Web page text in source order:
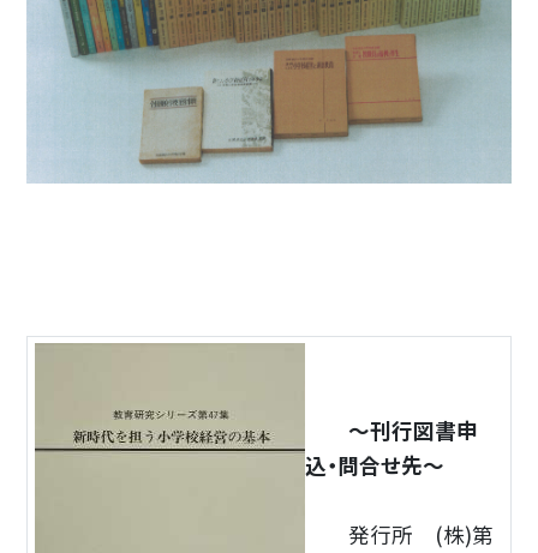
～刊行図書申
込・問合せ先～
発行所 (株)第